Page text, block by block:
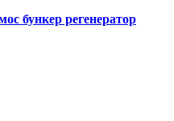
бункер регенератор